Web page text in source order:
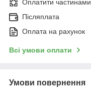
Оплатити частинами
Післяплата
Оплата на рахунок
Всі умови оплати
Умови повернення